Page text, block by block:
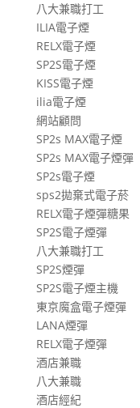
八大兼職打工
ILIA電子煙
RELX電子煙
SP2S電子煙
KISS電子煙
ilia電子煙
網站顧問
SP2s MAX電子煙
SP2s MAX電子煙彈
SP2s電子煙
sps2拋棄式電子菸
RELX電子煙彈糖果
SP2S電子煙彈
八大兼職打工
SP2S煙彈
SP2S電子煙主機
東京魔盒電子煙彈
LANA煙彈
RELX電子煙彈
酒店兼職
八大兼職
酒店經紀